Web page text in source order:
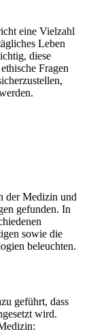
eine Vielzahl
Leben
diese
Fragen
der Medizin und
gefunden. In
sowie die
beleuchten.
geführt, dass
wird.